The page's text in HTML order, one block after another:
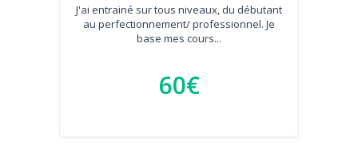
J'ai entrainé sur tous niveaux, du débutant
au perfectionnement/ professionnel. Je
base mes cours...
60€